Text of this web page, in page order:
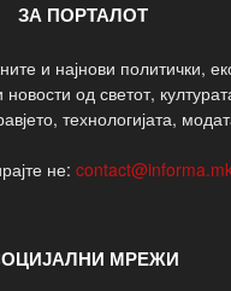
ЗА ПОРТАЛОТ
и најнови политички,
од светот,
технологијата,
не:
МРЕЖИ